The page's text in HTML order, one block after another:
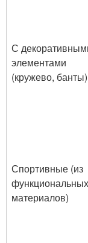
С
элементами
(кружево, банты)
Спортивные (из
функциональных
материалов)